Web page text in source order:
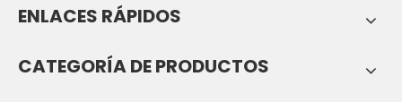
ENLACES RÁPIDOS
CATEGORÍA DE PRODUCTOS